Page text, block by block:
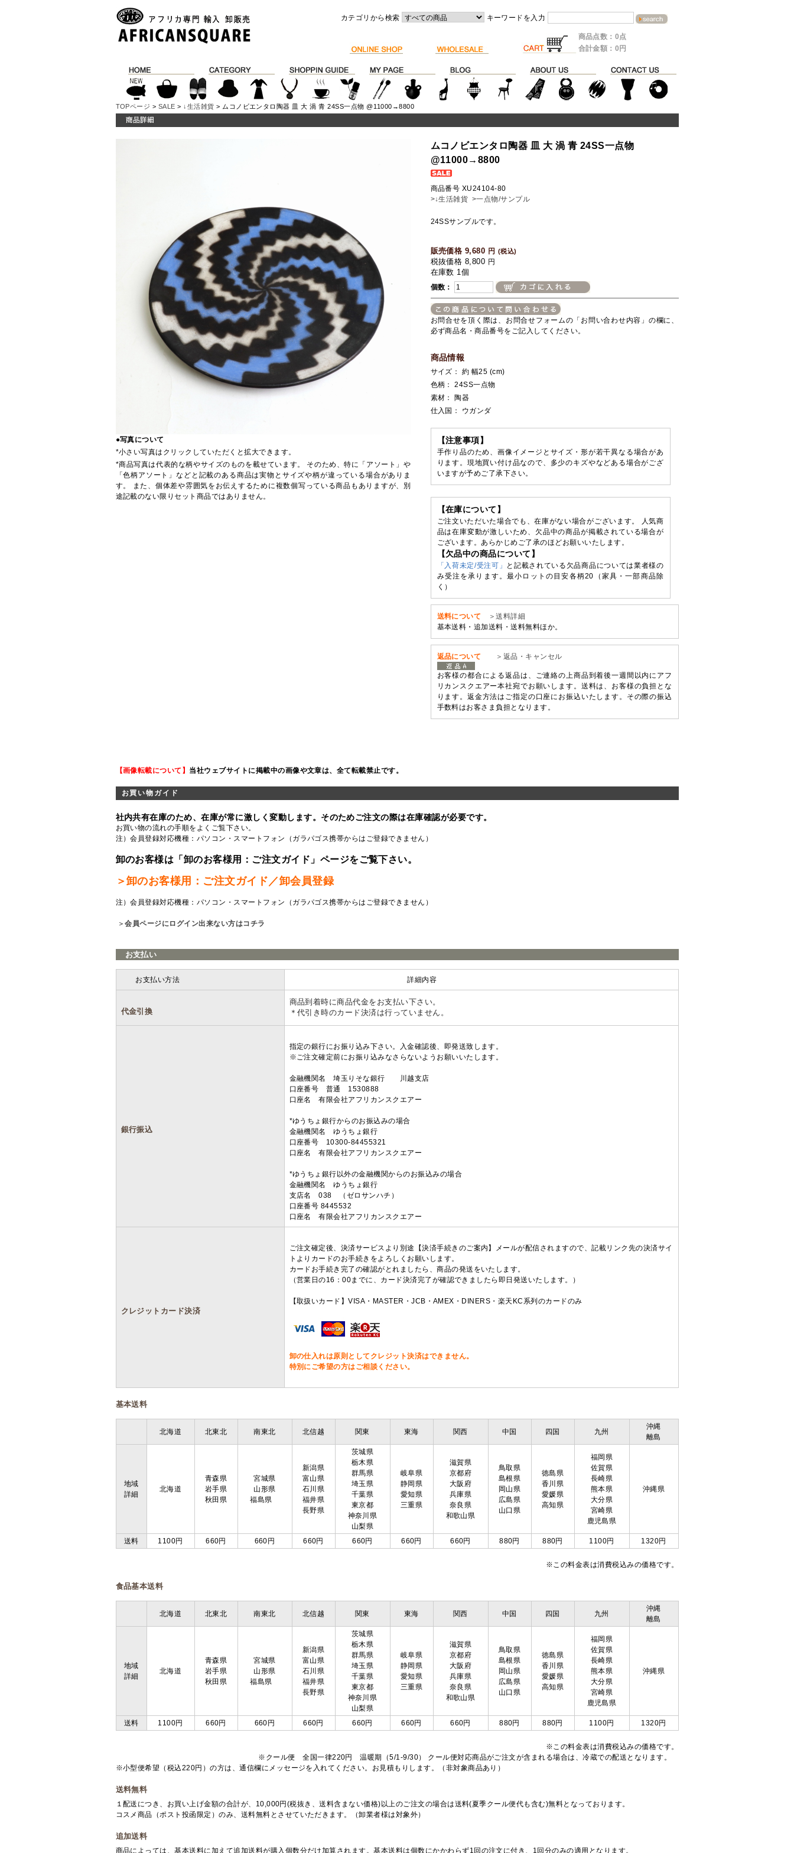
カテゴリから検索 キーワードを入力
商品点数：0点
合計金額：0円
TOPページ > SALE > ↓生活雑貨 > ムコノビエンタロ陶器 皿 大 渦 青 24SS一点物 @11000→8800
●写真について
*小さい写真はクリックしていただくと拡大できます。
*商品写真は代表的な柄やサイズのものを載せています。 そのため、特に「アソート」や
「色柄アソート」などと記載のある商品は実物とサイズや柄が違っている場合がありま
す。 また、個体差や雰囲気をお伝えするために複数個写っている商品もありますが、別
途記載のない限りセット商品ではありません。
ムコノビエンタロ陶器 皿 大 渦 青 24SS一点物
@11000→8800
商品番号 XU24104-80
>↓生活雑貨 >一点物/サンプル
24SSサンプルです。
販売価格 9,680 円 (税込)
税抜価格 8,800 円
在庫数 1個
個数：
お問合せを頂く際は、お問合せフォームの「お問い合わせ内容」の欄に、
必ず商品名・商品番号をご記入してください。
商品情報
サイズ： 約 幅25 (cm)
色柄： 24SS一点物
素材： 陶器
仕入国： ウガンダ
【注意事項】
手作り品のため、画像イメージとサイズ・形が若干異なる場合があ
ります。現地買い付け品なので、多少のキズやなどある場合がござ
いますが予めご了承下さい。
【在庫について】
ご注文いただいた場合でも、在庫がない場合がございます。 人気商
品は在庫変動が激しいため、欠品中の商品が掲載されている場合が
ございます。あらかじめご了承のほどお願いいたします。
【欠品中の商品について】
「入荷未定/受注可」
と記載されている欠品商品については業者様の
み受注を承ります。最小ロットの目安各柄20（家具・一部商品除
く）
送料について
＞送料詳細
基本送料・追加送料・送料無料ほか。
返品について ＞返品・キャンセル
お客様の都合による返品は、ご連絡の上商品到着後一週間以内にアフ
リカンスクエアー本社宛でお願いします。送料は、お客様の負担とな
ります。返金方法はご指定の口座にお振込いたします。その際の振込
手数料はお客さま負担となります。
【画像転載について】 当社ウェブサイトに掲載中の画像や文章は、全て転載禁止です。
お買い物ガイド
社内共有在庫のため、在庫が常に激しく変動します。そのためご注文の際は在庫確認が必要です。
お買い物の流れの手順をよくご覧下さい。
注）会員登録対応機種：パソコン・スマートフォン（ガラパゴス携帯からはご登録できません）
卸のお客様は「卸のお客様用：ご注文ガイド」ページをご覧下さい。
＞卸のお客様用：ご注文ガイド／卸会員登録
注）会員登録対応機種：パソコン・スマートフォン（ガラパゴス携帯からはご登録できません）
＞会員ページにログイン出来ない方はコチラ
お支払い
お支払い方法 詳細内容
代金引換
商品到着時に商品代金をお支払い下さい。
＊代引き時のカード決済は行っていません。
銀行振込
指定の銀行にお振り込み下さい。入金確認後、即発送致します。
※ご注文確定前にお振り込みなさらないようお願いいたします。
金融機関名 埼玉りそな銀行 川越支店
口座番号 普通 1530888
口座名 有限会社アフリカンスクエアー
*ゆうちょ銀行からのお振込みの場合
金融機関名 ゆうちょ銀行
口座番号 10300-84455321
口座名 有限会社アフリカンスクエアー
*ゆうちょ銀行以外の金融機関からのお振込みの場合
金融機関名 ゆうちょ銀行
支店名 038 （ゼロサンハチ）
口座番号 8445532
口座名 有限会社アフリカンスクエアー
クレジットカード決済
ご注文確定後、決済サービスより別途【決済手続きのご案内】メールが配信されますので、記載リンク先の決済サイ
トよりカードのお手続きをよろしくお願いします。
カードお手続き完了の確認がとれましたら、商品の発送をいたします。
（営業日の16：00までに、カード決済完了が確認できましたら即日発送いたします。）
【取扱いカード】VISA・MASTER・JCB・AMEX・DINERS・楽天KC系列のカードのみ
卸の仕入れは原則としてクレジット決済はできません。
特別にご希望の方はご相談ください。
基本送料
北海道 北東北 南東北 北信越 関東 東海 関西 中国 四国 九州
沖縄
離島
地域
詳細
北海道
青森県
岩手県
秋田県
宮城県
山形県
福島県
新潟県
富山県
石川県
福井県
長野県
茨城県
栃木県
群馬県
埼玉県
千葉県
東京都
神奈川県
山梨県
岐阜県
静岡県
愛知県
三重県
滋賀県
京都府
大阪府
兵庫県
奈良県
和歌山県
鳥取県
島根県
岡山県
広島県
山口県
徳島県
香川県
愛媛県
高知県
福岡県
佐賀県
長崎県
熊本県
大分県
宮崎県
鹿児島県
沖縄県
送料 1100円 660円 660円 660円 660円 660円 660円 880円 880円 1100円 1320円
※この料金表は消費税込みの価格です。
食品基本送料
北海道 北東北 南東北 北信越 関東 東海 関西 中国 四国 九州
沖縄
離島
地域
詳細
北海道
青森県
岩手県
秋田県
宮城県
山形県
福島県
新潟県
富山県
石川県
福井県
長野県
茨城県
栃木県
群馬県
埼玉県
千葉県
東京都
神奈川県
山梨県
岐阜県
静岡県
愛知県
三重県
滋賀県
京都府
大阪府
兵庫県
奈良県
和歌山県
鳥取県
島根県
岡山県
広島県
山口県
徳島県
香川県
愛媛県
高知県
福岡県
佐賀県
長崎県
熊本県
大分県
宮崎県
鹿児島県
沖縄県
送料 1100円 660円 660円 660円 660円 660円 660円 880円 880円 1100円 1320円
※この料金表は消費税込みの価格です。
※クール便 全国一律220円 温暖期（5/1-9/30） クール便対応商品がご注文が含まれる場合は、冷蔵での配送となります。
※小型便希望（税込220円）の方は、通信欄にメッセージを入れてください。お見積もりします。（非対象商品あり）
送料無料
１配送につき、お買い上げ金額の合計が、10,000円(税抜き、送料含まない価格)以上のご注文の場合は送料(夏季クール便代も含む)無料となっております。
コスメ商品（ポスト投函限定）のみ、送料無料とさせていただきます。（卸業者様は対象外）
追加送料
商品によっては、基本送料に加えて追加送料が購入個数分だけ加算されます。基本送料は個数にかかわらず1回の注文に付き、1回分のみの適用となります。